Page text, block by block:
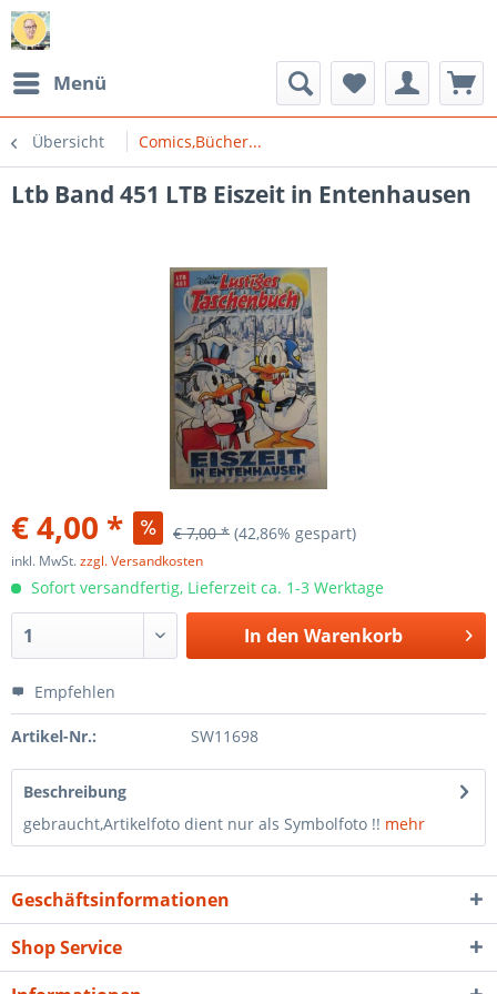
Menü
Übersicht Comics,Bücher...
Ltb Band 451 LTB Eiszeit in Entenhausen
€ 4,00 * € 7,00 * (42,86% gespart)
inkl. MwSt.zzgl. Versandkosten
Sofort versandfertig, Lieferzeit ca. 1-3 Werktage
In den Warenkorb
Empfehlen
Artikel-Nr.: SW11698
Beschreibung
gebraucht,Artikelfoto dient nur als Symbolfoto !! mehr
Geschäftsinformationen
Shop Service